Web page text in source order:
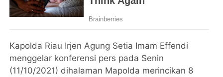
Kapolda Riau Irjen Agung Setia Imam Effendi
menggelar konferensi pers pada Senin
(11/10/2021) dihalaman Mapolda merincikan 8